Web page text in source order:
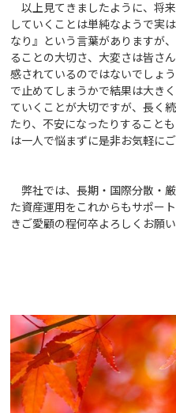
以上見てきましたように、将
していくことは単純なようで実
なり』という言葉がありますが
ることの大切さ、大変さは皆さ
感されているのではないでしょ
で止めてしまうかで結果は大き
ていくことが大切ですが、長く
たり、不安になったりすること
は一人で悩まずに是非お気軽に
弊社では、長期・国際分散・
た資産運用をこれからもサポー
きご愛顧の程何卒よろしくお願い